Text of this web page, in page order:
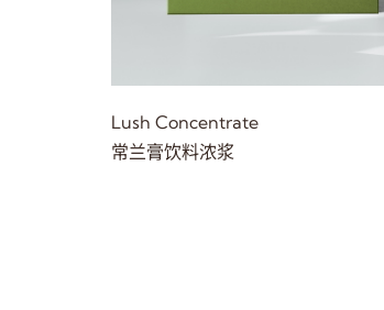
Lush Concentrate
常兰膏饮料浓浆